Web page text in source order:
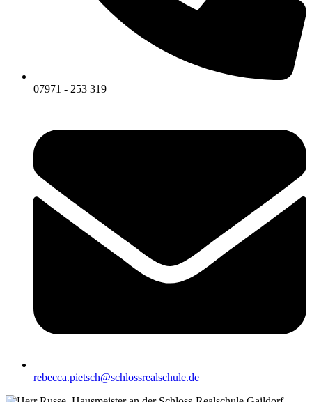
07971 - 253 319
rebecca.pietsch@schlossrealschule.de